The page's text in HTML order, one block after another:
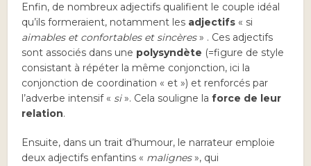
Enfin, de nombreux adjectifs qualifient le couple idéal
qu’ils formeraient, notamment les adjectifs « si
aimables et confortables et sincères» . Ces adjectifs
sont associés dans une polysyndète (=figure de style
consistant à répéter la même conjonction, ici la
conjonction de coordination « et ») et renforcés par
l’adverbe intensif « si». Cela souligne laforce de leur
relation.
Ensuite, dans un trait d’humour, le narrateur emploie
deux adjectifs enfantins « malignes», qui